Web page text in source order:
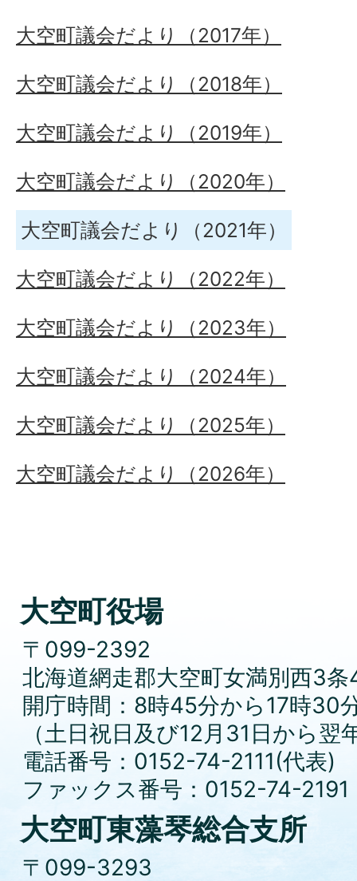
大空町議会だより（2017年）
大空町議会だより（2018年）
大空町議会だより（2019年）
大空町議会だより（2020年）
大空町議会だより（2021年）
大空町議会だより（2022年）
大空町議会だより（2023年）
大空町議会だより（2024年）
大空町議会だより（2025年）
大空町議会だより（2026年）
大空町役場
〒099-2392
北海道網走郡大空町女満別西3条
開庁時間：8時45分から17時30
（土日祝日及び12月31日から
電話番号：0152-74-2111(代表)
ファックス番号：0152-74-2191
大空町東藻琴総合支所
〒099-3293